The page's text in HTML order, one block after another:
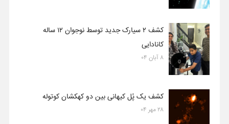
کشف ۲ سیارک جدید توسط نوجوان ۱۲ ساله
کانادایی
۸ آبان ۰۴
کشف یک پُل کیهانی بین دو کهکشان کوتوله
۲۸ مهر ۰۴